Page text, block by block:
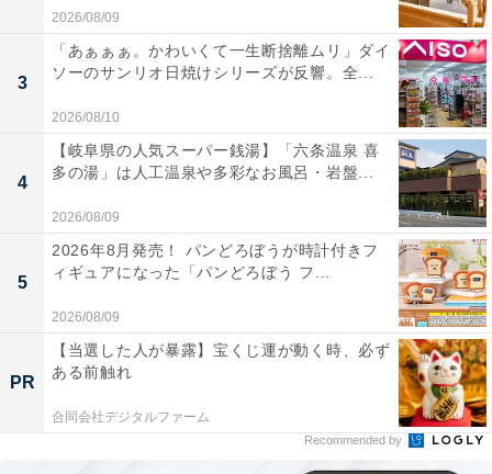
で仕事をずっと続けていくことが難しいという思いに至
り、結婚しないと生きていけない（もちろん結婚も甘い
ものではありませんが）、家族（旦那）の力になれれば
という考えもありました」と話しました。
2026/08/09
3
「あぁぁぁ。かわいくて一生断捨離ムリ」ダイ
ソーのサンリオ日焼けシリーズが反響。全...
2026/08/10
4
【岐阜県の人気スーパー銭湯】「六条温泉 喜
多の湯」は人工温泉や多彩なお風呂・岩盤...
2026/08/09
5
2026年8月発売！ パンどろぼうが時計付きフ
ィギュアになった「パンどろぼう フ...
2026/08/09
PR
【当選した人が暴露】宝くじ運が動く時、必ず
ある前触れ
合同会社デジタルファーム
Recommended by